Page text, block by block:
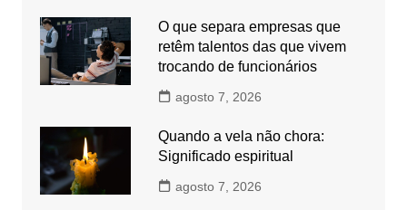
O que separa empresas que
retêm talentos das que vivem
trocando de funcionários
agosto 7, 2026
Quando a vela não chora:
Significado espiritual
agosto 7, 2026